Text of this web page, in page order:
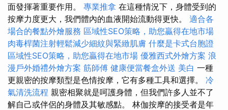
面發揮著重要作用。 專業推拿 在這種情況下，身體受到的
按摩力度更大，我們體內的血液開始流動得更快。 適合各
場合的餐點外燴服務 區域性SEO策略，助您贏得在地市場
肉毒桿菌注射輕鬆減少細紋與緊緻肌膚 什麼是卡式台胞證
區域性SEO策略，助您贏得在地市場 優雅西式外燴方案 浪
漫戶外婚禮外燴方案 筋師傅 健康便當餐盒外送 美白 一種
更親密的按摩類型是色情按摩，它有多種工具和選擇。 冷
氣清洗流程 親密相聚就是呵護身體，但我們許多人並不了
解自己或伴侶的身體及其敏感點。 林伽按摩的接受者是年